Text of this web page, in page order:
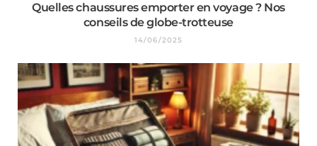
Quelles chaussures emporter en voyage ? Nos
conseils de globe-trotteuse
14/06/2025